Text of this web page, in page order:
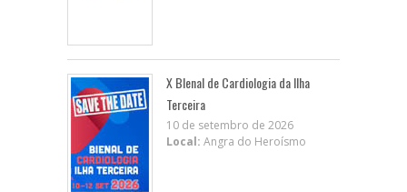
X BIenal de Cardiologia da Ilha
Terceira
10 de setembro de 2026
Local: Angra do Heroísmo